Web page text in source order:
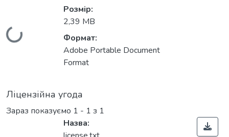
Вантажиться...
Розмір:
2,39 MB
Формат:
Adobe Portable Document
Format
Ліцензійна угода
Зараз показуємо 1 - 1 з 1
Назва: